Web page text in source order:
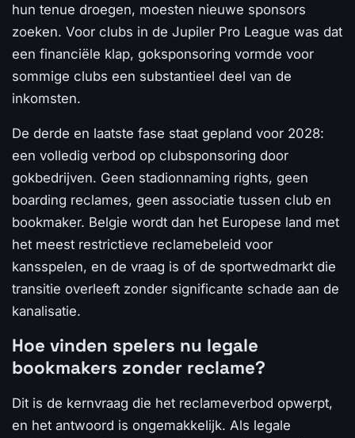
hun tenue droegen, moesten nieuwe sponsors
zoeken. Voor clubs in de Jupiler Pro League was dat
een financiële klap, goksponsoring vormde voor
sommige clubs een substantieel deel van de
inkomsten.
De derde en laatste fase staat gepland voor 2028:
een volledig verbod op clubsponsoring door
gokbedrijven. Geen stadionnaming rights, geen
boarding reclames, geen associatie tussen club en
bookmaker. Belgie wordt dan het Europese land met
het meest restrictieve reclamebeleid voor
kansspelen, en de vraag is of de sportwedmarkt die
transitie overleeft zonder significante schade aan de
kanalisatie.
Hoe vinden spelers nu legale
bookmakers zonder reclame?
Dit is de kernvraag die het reclameverbod opwerpt,
en het antwoord is ongemakkelijk. Als legale